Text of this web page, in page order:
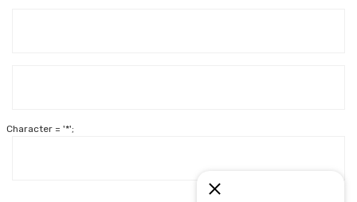
Character = '*';